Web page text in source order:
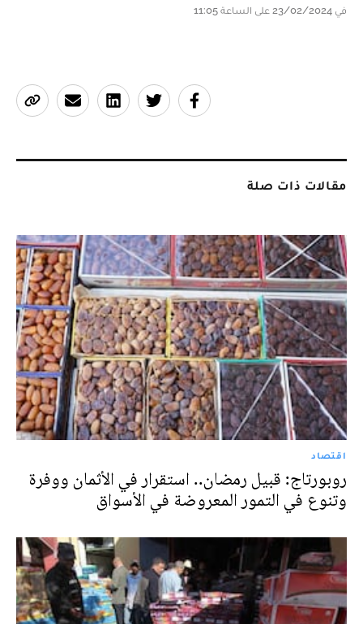
في 23/02/2024 على الساعة 11:05
مقالات ذات صلة
اقتصاد
روبورتاج: قبيل رمضان.. استقرار في الأثمان ووفرة
وتنوع في التمور المعروضة في الأسواق